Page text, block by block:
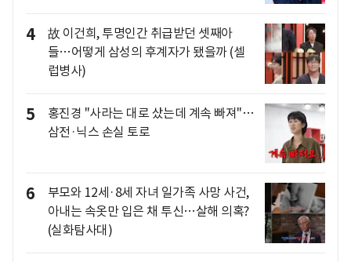
4
故 이건희, 투명인간 취급받던 셋째아
들…어떻게 삼성의 후계자가 됐을까 (셀
럽병사)
5
홍진경 "사라는 대로 샀는데 계속 빠져"…
삼전·닉스 손실 토로
6
부모와 12세·8세 자녀 일가족 사망 사건,
아내는 속옷만 입은 채 투신…살해 의혹?
(실화탐사대)